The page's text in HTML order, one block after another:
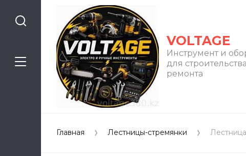
VOLTAGE
Инструмент и
для
ремонта
Главная Лестницы-стремянки